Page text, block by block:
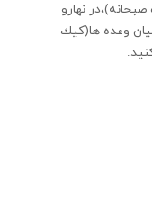
نهارو
وعده ها(كيك